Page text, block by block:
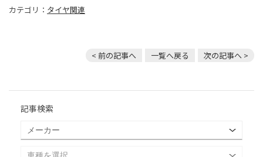
カテゴリ： タイヤ関連
< 前の記事へ 一覧へ戻る 次の記事へ >
記事検索